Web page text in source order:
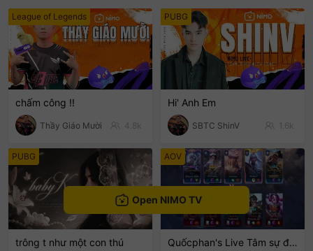
League of Legends
chấm công !!
Thầy Giáo Mười 4.8k
PUBG
Hi' Anh Em
SBTC ShinV 1.6k
PUBG
trông t như một con thú
AOV
Quốcphan's Live Tâm sự đêm
Open NIMO TV